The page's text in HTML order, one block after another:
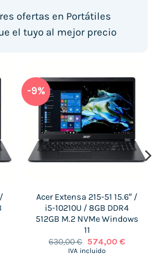
ofertas en Portátiles
el tuyo al mejor precio
-9%
Acer Extensa 215-51 15.6″ /
i5-10210U / 8GB DDR4
512GB M.2 NVMe Windows
11
630,00€ El
precio
574,00 €El
IVA incluido